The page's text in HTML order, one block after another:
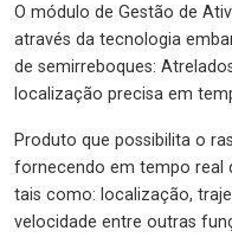
O módulo de Gestão de
através da tecnologia
de semirreboques:
localização precisa em
Produto que possibilita o
fornecendo em tempo real
tais como: localização,
velocidade entre outras